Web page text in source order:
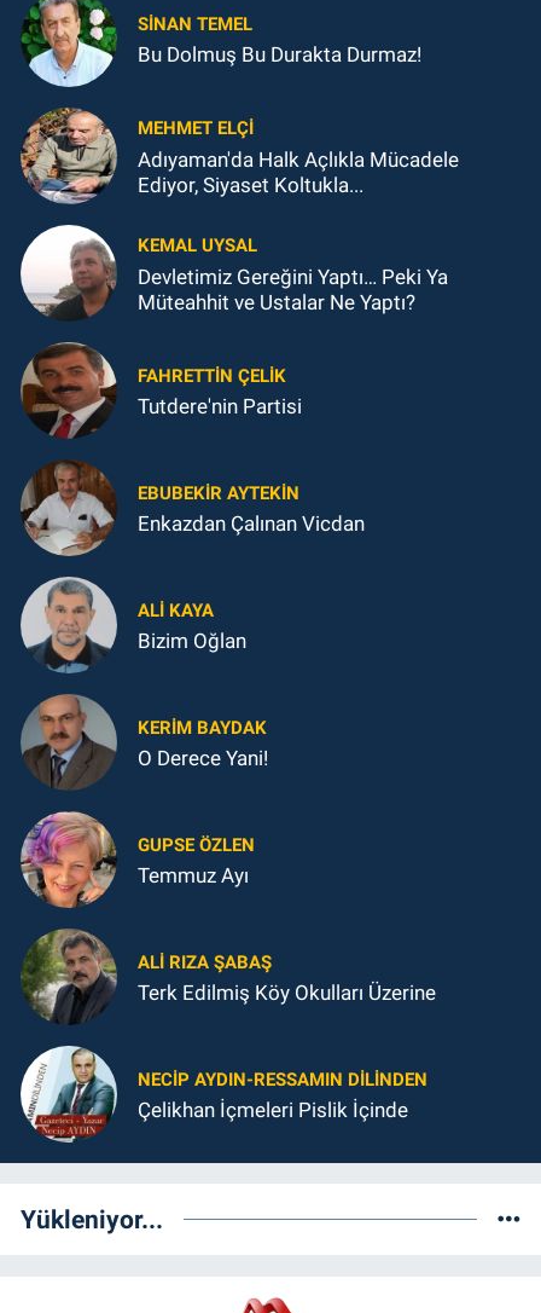
SINAN TEMEL
Bu Dolmuş Bu Durakta Durmaz!
MEHMET ELÇI
Adıyaman'da Halk Açlıkla Mücadele
Ediyor, Siyaset Koltukla...
KEMAL UYSAL
Devletimiz Gereğini Yaptı… Peki Ya
Müteahhit ve Ustalar Ne Yaptı?
FAHRETTIN ÇELİK
Tutdere'nin Partisi
EBUBEKIR AYTEKIN
Enkazdan Çalınan Vicdan
ALI KAYA
Bizim Oğlan
KERIM BAYDAK
O Derece Yani!
GUPSE ÖZLEN
Temmuz Ayı
ALI RIZA ŞABAŞ
Terk Edilmiş Köy Okulları Üzerine
NECIP AYDIN-RESSAMIN DILINDEN
Çelikhan İçmeleri Pislik İçinde
Yükleniyor...